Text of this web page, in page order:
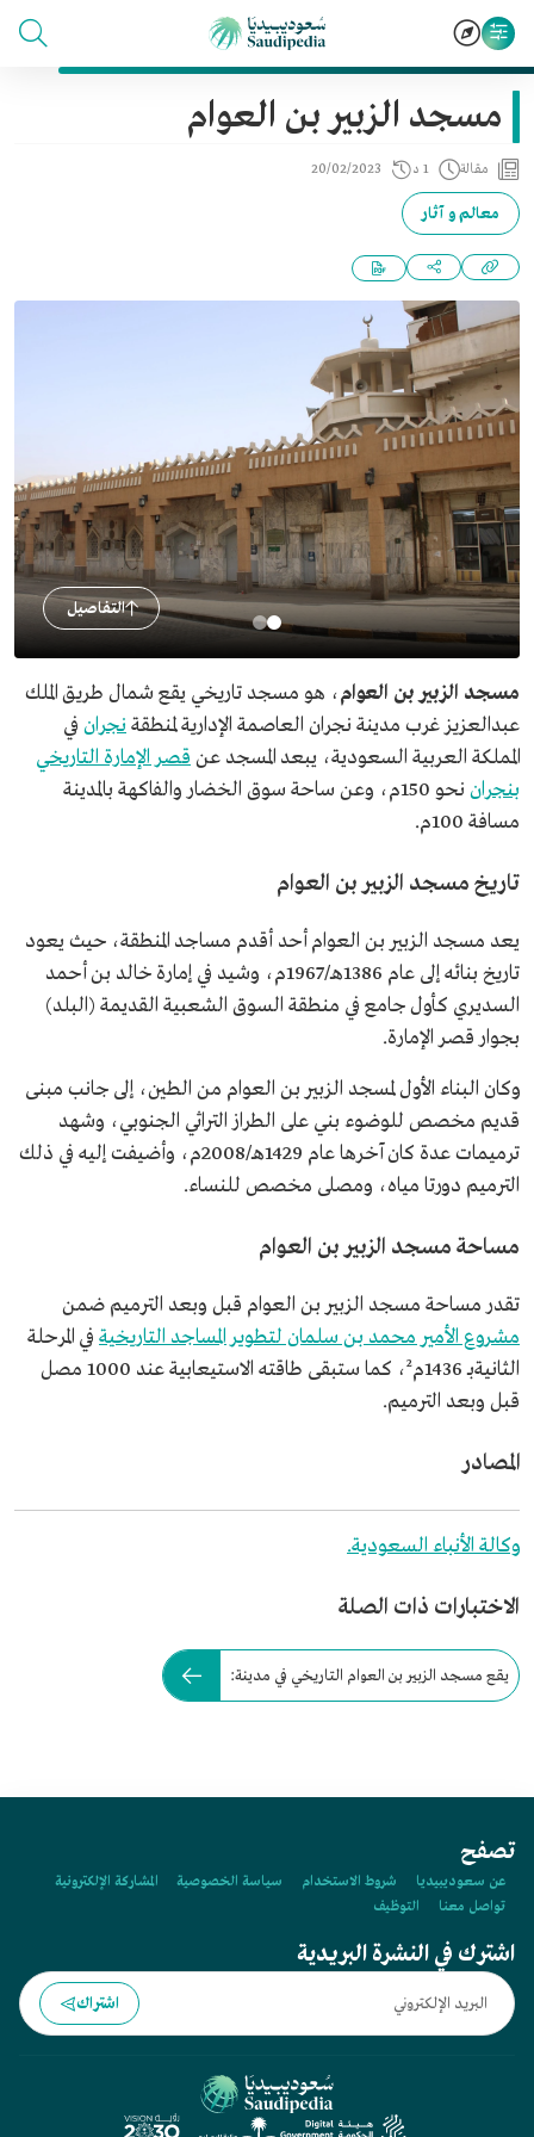
مسجد الزبير بن العوام
مقالة 1 د 20/02/2023
معالم و آثار
التفاصيل
مسجد الزبير بن العوام، هو مسجد تاريخي يقع شمال طريق الملك
عبدالعزيز غرب مدينة نجران العاصمة الإدارية لمنطقة نجران في
المملكة العربية السعودية، يبعد المسجد عن قصر الإمارة التاريخي
بنجران
نحو 150م، وعن ساحة سوق الخضار والفاكهة بالمدينة
مسافة 100م.
تاريخ مسجد الزبير بن العوام
يعد مسجد الزبير بن العوام أحد أقدم مساجد المنطقة، حيث يعود
تاريخ بنائه إلى عام 1386هـ/1967م، وشيد في إمارة خالد بن أحمد
السديري كأول جامع في منطقة السوق الشعبية القديمة (البلد)
بجوار قصر الإمارة.
وكان البناء الأول لمسجد الزبير بن العوام من الطين، إلى جانب مبنى
قديم مخصص للوضوء بني على الطراز التراثي الجنوبي، وشهد
ترميمات عدة كان آخرها عام 1429هـ/2008م، وأضيفت إليه في ذلك
الترميم دورتا مياه، ومصلى مخصص للنساء.
مساحة مسجد الزبير بن العوام
تقدر مساحة مسجد الزبير بن العوام قبل وبعد الترميم ضمن
مشروع الأمير محمد بن سلمان لتطوير المساجد التاريخية في المرحلة
الثانيةبـ 1436م²، كما ستبقى طاقته الاستيعابية عند 1000 مصل
قبل وبعد الترميم.
المصادر
وكالة الأنباء السعودية.
الاختبارات ذات الصلة
يقع مسجد الزبير بن العوام التاريخي في مدينة:
تصفح
عن سعوديبيديا شروط الاستخدام سياسة الخصوصية
المشاركة الإلكترونية
تواصل معنا
التوظيف
اشترك في النشرة البريدية
اشتراك